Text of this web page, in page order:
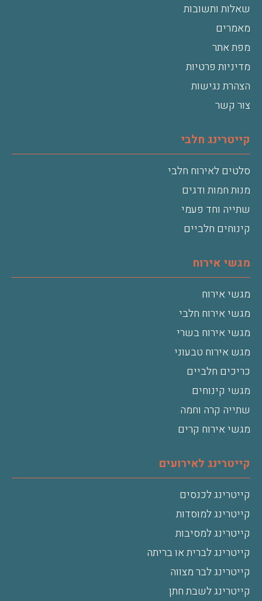
שאלות ותשובות
מאמרים
מפת אתר
מדיניות פרטיות
הצהרת נגישות
צור קשר
קייטרינג חלבי
סלטים לאירוח חלבי
מנות חמות ודגים
שתייה וחד פעמי
קינוחים חלביים
מגשי אירוח
מגשי אירוח
מגשי אירוח חלבי
מגשי אירוח בשרי
מגש אירוח טבעוני
כריכים חלביים
מגשי קינוחים
שתייה קרה וחמה
מגשי אירוח קרים
קייטרינג לאירועים
קייטרינג לכנסים
קייטרינג למוסדות
קייטרינג למסיבות
קייטרינג לברית או בריתה
קייטרינג לבר מצווה
קייטרינג לשבת חתן